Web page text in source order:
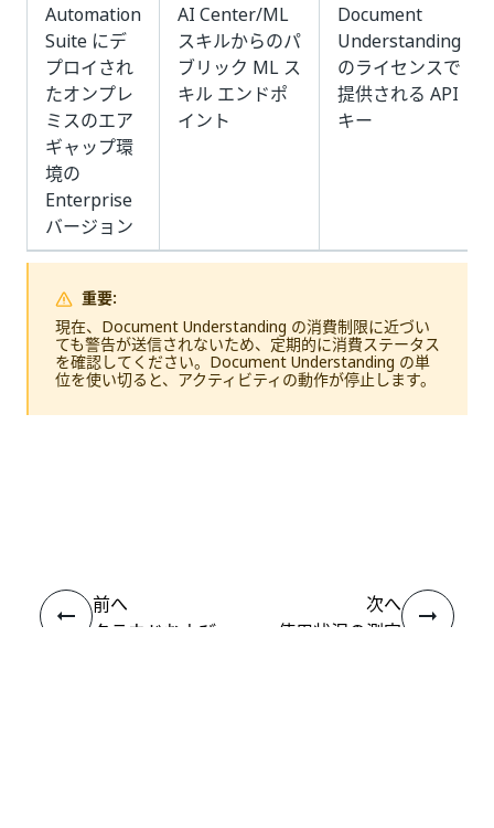
Automation
Suite にデ
プロイされ
たオンプレ
ミスのエア
ギャップ環
境の
Enterprise
バージョン
AI Center/ML
スキルからのパ
ブリック ML ス
キル エンドポ
イント
Document
Understanding
のライセンスで
提供される API
キー
重要:
現在、Document Understanding の消費制限に近づい
ても警告が送信されないため、定期的に消費ステータス
を確認してください。Document Understanding の単
位を使い切ると、アクティビティの動作が停止します。
前へ
クラウドおよび
次へ
使用状況の測定